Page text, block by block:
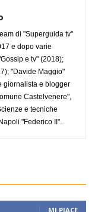
di "Superguida tv"
e dopo varie
e tv" (2018);
"Davide Maggio"
giornalista e blogger
Castelvenere",
e tecniche
"Federico II".
MI PIACE